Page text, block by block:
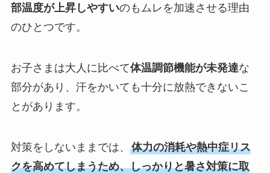
部温度が上昇しやすいのもムレを加速させる理由
のひとつです。
お子さまは大人に比べて体温調節機能が未発達な
部分があり、汗をかいても十分に放熱できないこ
とがあります。
対策をしないままでは、 体力の消耗や熱中症リス
クを高めてしまうため、しっかりと暑さ対策に取